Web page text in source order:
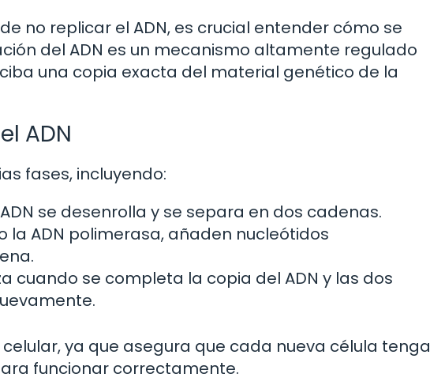
no replicar el ADN, es crucial entender cómo se
del ADN es un mecanismo altamente regulado
una copia exacta del material genético de la
ADN
fases, incluyendo:
se desenrolla y se separa en dos cadenas.
la ADN polimerasa, añaden nucleótidos
cuando se completa la copia del ADN y las dos
ya que asegura que cada nueva célula tenga
funcionar correctamente.